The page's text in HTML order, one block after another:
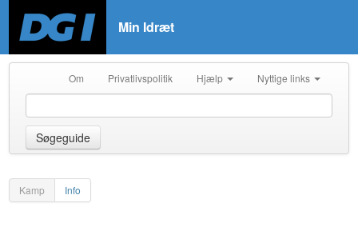
Min Idræt
Om Privatlivspolitik Hjælp Nyttige links
Søgeguide
Kamp Info